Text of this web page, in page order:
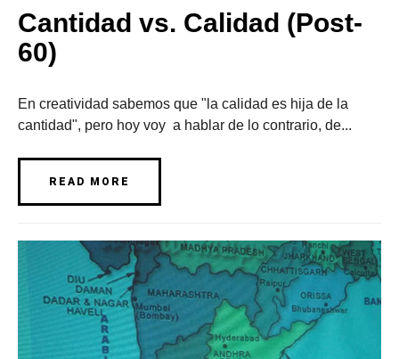
Cantidad vs. Calidad (Post-
60)
En creatividad sabemos que "la calidad es hija de la
cantidad", pero hoy voy a hablar de lo contrario, de...
READ MORE